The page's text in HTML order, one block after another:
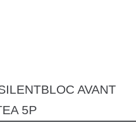
AVANT
5P